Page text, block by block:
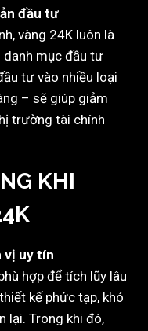
đầu tư
vàng 24K luôn là
mục đầu tư
tư vào nhiều loại
– sẽ giúp giảm
trường tài chính
KHI
vị uy tín
hợp để tích lũy lâu
kế phức tạp, khó
lại. Trong khi đó,